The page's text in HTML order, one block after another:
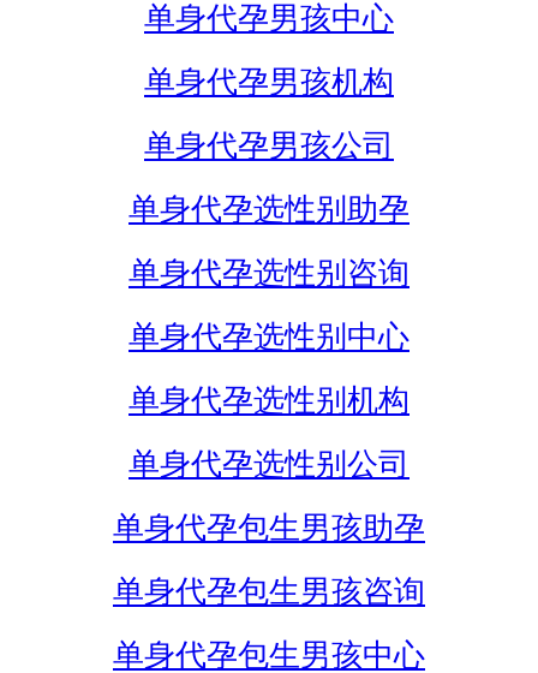
单身代孕男孩中心
单身代孕男孩机构
单身代孕男孩公司
单身代孕选性别助孕
单身代孕选性别咨询
单身代孕选性别中心
单身代孕选性别机构
单身代孕选性别公司
单身代孕包生男孩助孕
单身代孕包生男孩咨询
单身代孕包生男孩中心